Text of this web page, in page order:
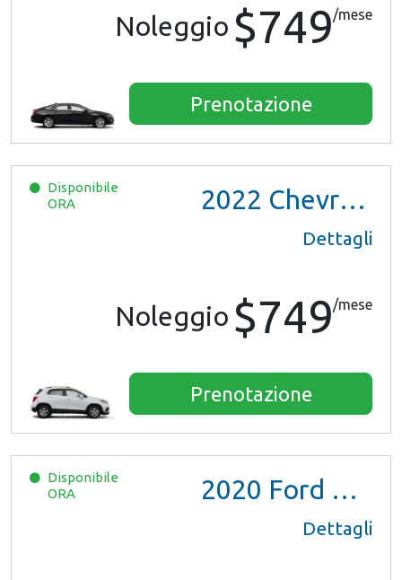
Noleggio $749/mese
Prenotazione
Disponibile
ORA
2022 Chevrolet Trax LS
Dettagli
Noleggio $749/mese
Prenotazione
Disponibile
ORA
2020 Ford EcoSport
Dettagli